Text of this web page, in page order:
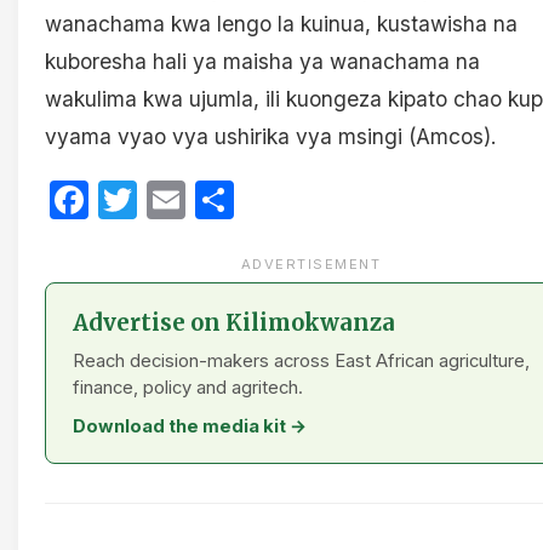
wanachama kwa lengo la kuinua, kustawisha na
kuboresha hali ya maisha ya wanachama na
wakulima kwa ujumla, ili kuongeza kipato chao
vyama vyao vya ushirika vya msingi (Amcos).
Facebook
Twitter
Email
ADVERTISEMENT
Advertise on Kilimokwanza
Reach decision-makers across East African agriculture,
finance, policy and agritech.
Download the media kit →